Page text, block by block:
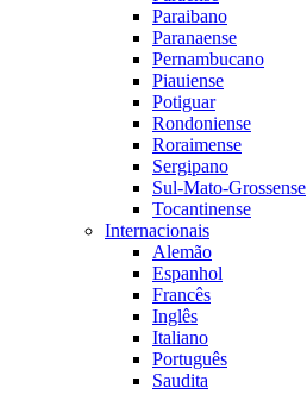
Paraibano
Paranaense
Pernambucano
Piauiense
Potiguar
Rondoniense
Roraimense
Sergipano
Sul-Mato-Grossense
Tocantinense
Internacionais
Alemão
Espanhol
Francês
Inglês
Italiano
Português
Saudita